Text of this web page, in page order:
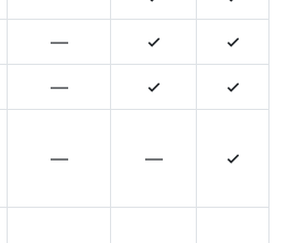
— 4 4
— 4 4
— — 4